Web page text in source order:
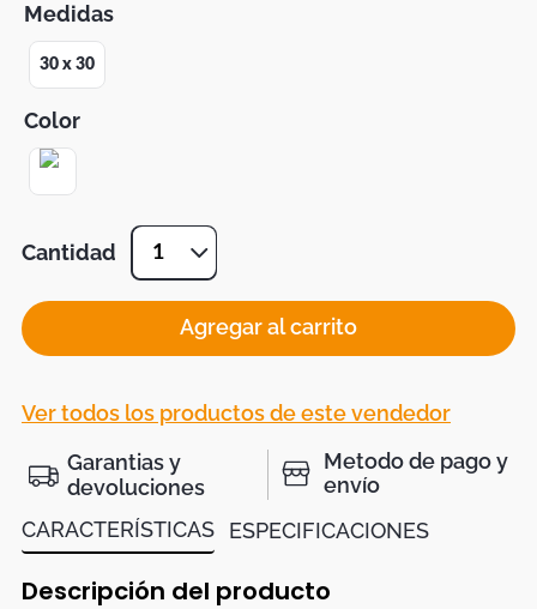
Medidas
30 x 30
Color
Cantidad 1
Agregar al carrito
Ver todos los productos de este vendedor
Garantias y
devoluciones
Metodo de pago y
envío
CARACTERÍSTICAS
ESPECIFICACIONES
Descripción del producto